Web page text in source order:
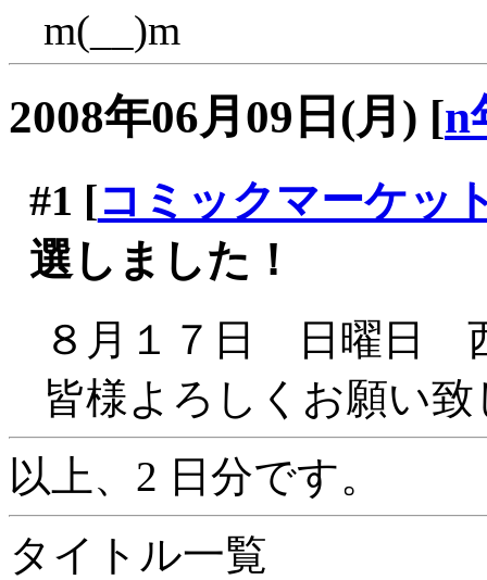
m(__)m
2008年06月09日(月) [n
#1 [コミックマーケッ
選しました！
８月１７日 日曜日
皆様よろしくお願い
以上、2 日分です。
タイトル一覧